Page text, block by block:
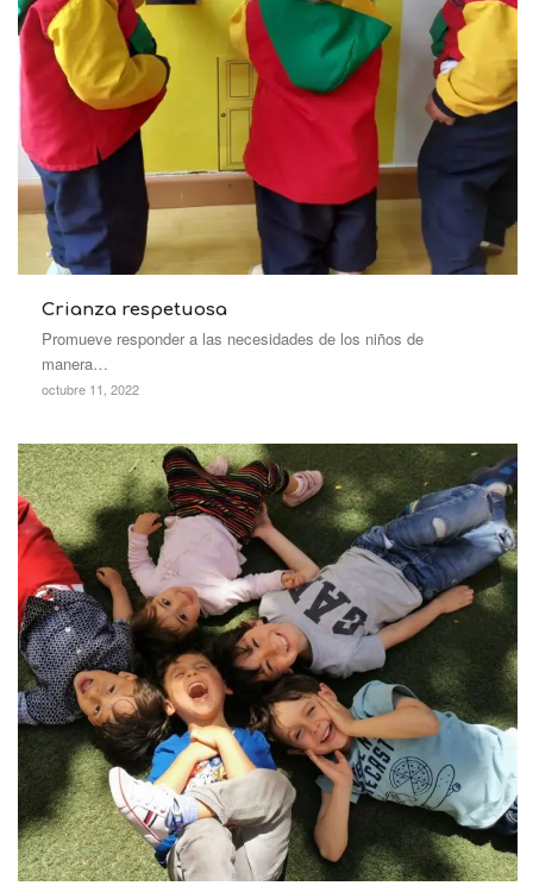
Crianza respetuosa
Promueve responder a las necesidades de los niños de
manera…
octubre 11, 2022